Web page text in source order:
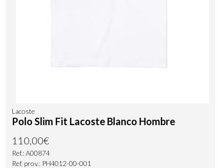
Lacoste
Polo Slim Fit Lacoste Blanco Hombre
110,00€
Ref.: A00874
Ref. prov.: PH4012-00-001